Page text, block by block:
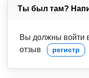
Ты был там?
Вы должны войти
отзыв
регистр